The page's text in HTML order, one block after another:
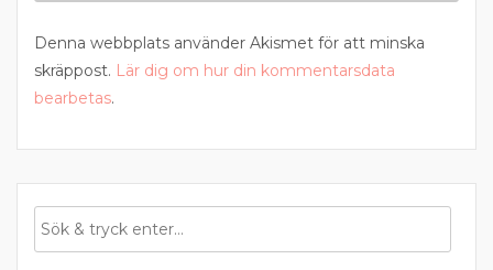
Denna webbplats använder Akismet för att minska
skräppost. Lär dig om hur din kommentarsdata
bearbetas.